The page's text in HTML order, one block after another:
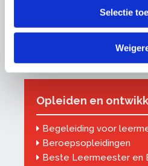
Selectie
onderhoudsbranche
Subsidies
Opleiden en
Begeleiding voor
Beroepsopleidingen
Beste Leermeester en